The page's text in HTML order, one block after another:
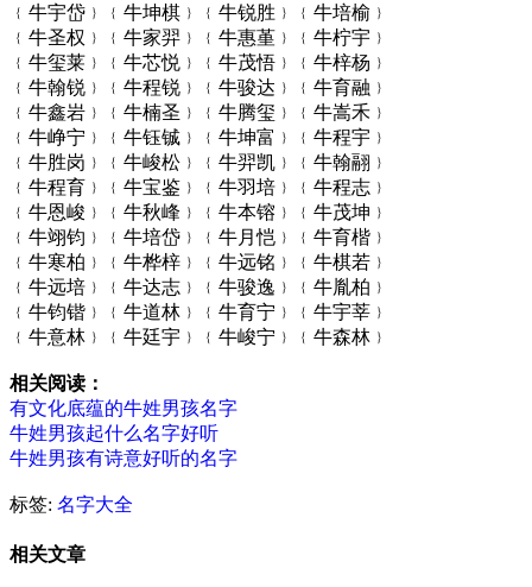
﹛牛宇岱﹜﹛牛坤棋﹜﹛牛锐胜﹜﹛牛培榆﹜
﹛牛圣权﹜﹛牛家羿﹜﹛牛惠堇﹜﹛牛柠宇﹜
﹛牛玺莱﹜﹛牛芯悦﹜﹛牛茂悟﹜﹛牛梓杨﹜
﹛牛翰锐﹜﹛牛程锐﹜﹛牛骏达﹜﹛牛育融﹜
﹛牛鑫岩﹜﹛牛楠圣﹜﹛牛腾玺﹜﹛牛嵩禾﹜
﹛牛峥宁﹜﹛牛钰铖﹜﹛牛坤富﹜﹛牛程宇﹜
﹛牛胜岗﹜﹛牛峻松﹜﹛牛羿凯﹜﹛牛翰翮﹜
﹛牛程育﹜﹛牛宝鉴﹜﹛牛羽培﹜﹛牛程志﹜
﹛牛恩峻﹜﹛牛秋峰﹜﹛牛本镕﹜﹛牛茂坤﹜
﹛牛翊钧﹜﹛牛培岱﹜﹛牛月恺﹜﹛牛育楷﹜
﹛牛寒柏﹜﹛牛桦梓﹜﹛牛远铭﹜﹛牛棋若﹜
﹛牛远培﹜﹛牛达志﹜﹛牛骏逸﹜﹛牛胤柏﹜
﹛牛钧锴﹜﹛牛道林﹜﹛牛育宁﹜﹛牛宇莘﹜
﹛牛意林﹜﹛牛廷宇﹜﹛牛峻宁﹜﹛牛森林﹜
相关阅读：
有文化底蕴的牛姓男孩名字
牛姓男孩起什么名字好听
牛姓男孩有诗意好听的名字
标签: 名字大全
相关文章